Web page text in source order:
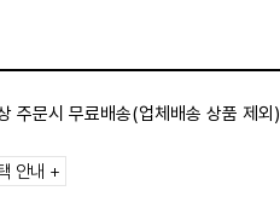
주문시 무료배송(업체배송 상품 제외)
안내 +